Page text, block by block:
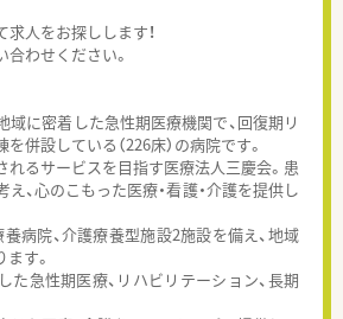
人をお探しします！
わせください。
に密着した急性期医療機関で、回復期リ
併設している（226床）の病院です。
るサービスを目指す医療法人三慶会。患
、心のこもった医療・看護・介護を提供し
病院、介護療養型施設2施設を備え、地域
す。
急性期医療、リハビリテーション、長期